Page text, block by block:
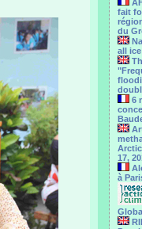
fait
du
all
6
17,
à